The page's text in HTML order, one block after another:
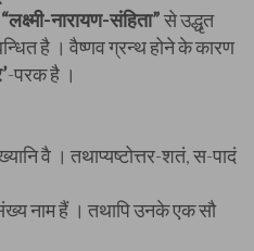
“लक्ष्मी-नारायण-संहिता”से उद्धृत
है । वैष्णव ग्रन्थ होने के कारण
-परक है ।
वै । तथाप्यष्टोत्तर-शतं, स-पादं
नाम हैं । तथापि उनके एक सौ